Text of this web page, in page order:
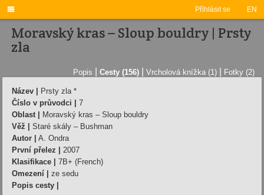
Přihlásit se EN

Moravský kras – Sloup bouldry | Prsty
zla
Popis Cesty (156) Vrcholová knížka (1) Fotky (2)
Název |
Prsty zla *
Číslo v průvodci |
7
Oblast |
Moravský kras – Sloup bouldry
Věž |
Staré skály – Bushman
Autor |
A. Ondra
První přelez |
2007
Klasifikace |
7B+ (French)
Omezení |
ze sedu
Popis cesty |